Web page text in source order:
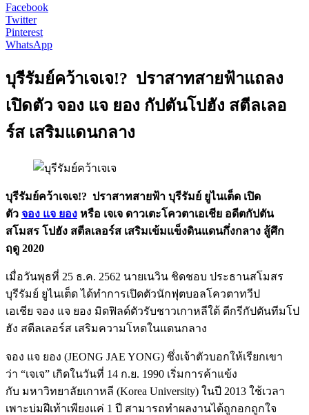
Facebook
Twitter
Pinterest
WhatsApp
บุรีรัมย์คว้าเจเจ!? ปราสาทสายฟ้าแถลง
เปิดตัว จอง แจ ยอง กัปตันโปฮัง สตีลเลอ
ร์ส เสริมแดนกลาง
บุรีรัมย์คว้าเจเจ!? ปราสาทสายฟ้า บุรีรัมย์ ยูไนเต็ด เปิด
ตัว จอง แจ ยอง หรือ เจเจ ดาวเตะโควตาเอเชีย อดีตกัปตัน
สโมสร โปฮัง สตีลเลอร์ส เสริมเข้มแข็งดินแดนกึ่งกลาง สู้ศึก
ฤดู 2020
เมื่อวันพุธที่ 25 ธ.ค. 2562 นายเนวิน ชิดชอบ ประธานสโมสร
บุรีรัมย์ ยูไนเต็ด ได้ทำการเปิดตัวนักฟุตบอลโควตาทวีป
เอเชีย จอง แจ ยอง มิดฟิลด์ตัวรับชาวเกาหลีใต้ ดีกรีกัปตันทีมโป
ฮัง สตีลเลอร์ส เสริมความโหดในแดนกลาง
จอง แจ ยอง (JEONG JAE YONG) ซึ่งเจ้าตัวบอกให้เรียกเขา
ว่า “เจเจ” เกิดในวันที่ 14 ก.ย. 1990 เริ่มการค้าแข้ง
กับ มหาวิทยาลัยเกาหลี (Korea University) ในปี 2013 ใช้เวลา
เพาะบ่มฝีเท้าเพียงแค่ 1 ปี สามารถทำผลงานได้ถูกอกถูกใจ